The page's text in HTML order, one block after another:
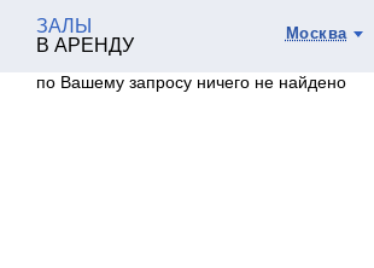
ЗАЛЫ
В АРЕНДУ
Москва
по Вашему запросу ничего не найдено